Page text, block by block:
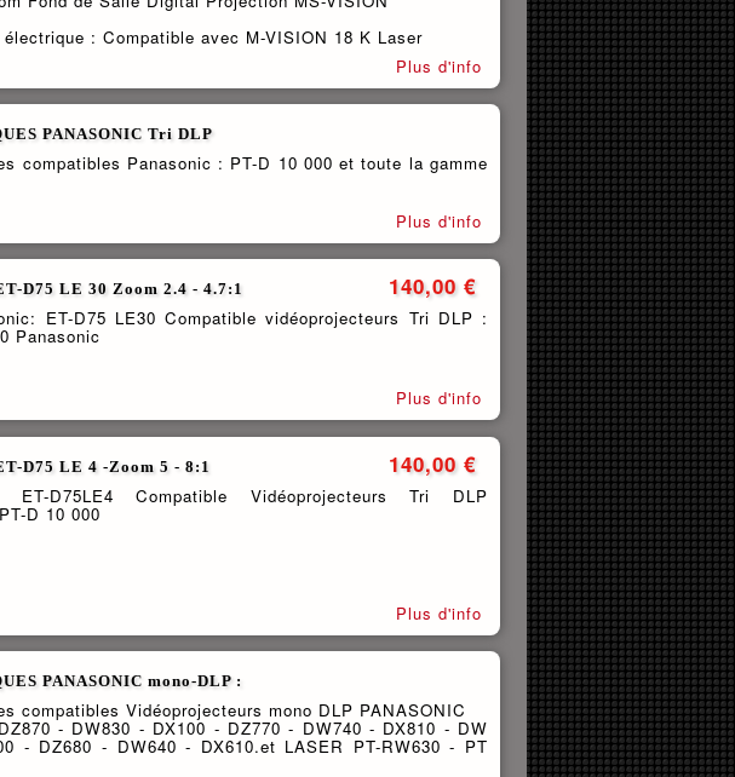
électrique : Compatible avec M-VISION 18 K Laser
Plus d'info
PANASONIC Tri DLP
compatibles Panasonic : PT-D 10 000 et toute la gamme
Plus d'info
140,00 €
D75 LE 30 Zoom 2.4 - 4.7:1
ET-D75 LE30 Compatible vidéoprojecteurs Tri DLP :
Panasonic
Plus d'info
140,00 €
D75 LE 4 -Zoom 5 - 8:1
ET-D75LE4 Compatible Vidéoprojecteurs Tri DLP
D 10 000
Plus d'info
PANASONIC mono-DLP :
compatibles Vidéoprojecteurs mono DLP PANASONIC
- DW830 - DX100 - DZ770 - DW740 - DX810 - DW
- DZ680 - DW640 - DX610.et LASER PT-RW630 - PT